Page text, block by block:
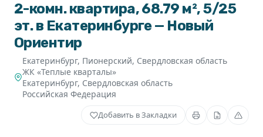
2-комн. квартира, 68.79 м², 5/25
эт. в Екатеринбурге — Новый
Ориентир
Екатеринбург, Пионерский, Свердловская область
ЖК «Теплые кварталы»
Екатеринбург, Свердловская область
Российская Федерация
Добавить в Закладки